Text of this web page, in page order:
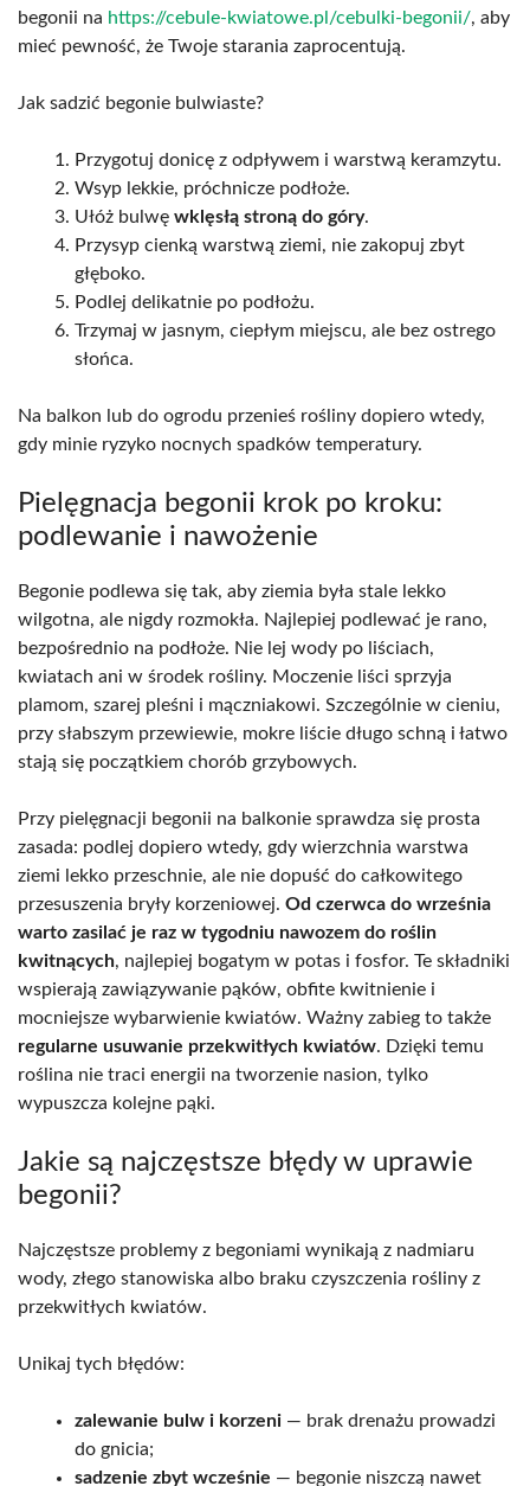
begonii na https://cebule-kwiatowe.pl/cebulki-begonii/, aby
mieć pewność, że Twoje starania zaprocentują.
Jak sadzić begonie bulwiaste?
Przygotuj donicę z odpływem i warstwą keramzytu.
Wsyp lekkie, próchnicze podłoże.
Ułóż bulwę wklęsłą stroną do góry.
Przysyp cienką warstwą ziemi, nie zakopuj zbyt
głęboko.
Podlej delikatnie po podłożu.
Trzymaj w jasnym, ciepłym miejscu, ale bez ostrego
słońca.
Na balkon lub do ogrodu przenieś rośliny dopiero wtedy,
gdy minie ryzyko nocnych spadków temperatury.
Pielęgnacja begonii krok po kroku:
podlewanie i nawożenie
Begonie podlewa się tak, aby ziemia była stale lekko
wilgotna, ale nigdy rozmokła. Najlepiej podlewać je rano,
bezpośrednio na podłoże. Nie lej wody po liściach,
kwiatach ani w środek rośliny. Moczenie liści sprzyja
plamom, szarej pleśni i mączniakowi. Szczególnie w cieniu,
przy słabszym przewiewie, mokre liście długo schną i łatwo
stają się początkiem chorób grzybowych.
Przy pielęgnacji begonii na balkonie sprawdza się prosta
zasada: podlej dopiero wtedy, gdy wierzchnia warstwa
ziemi lekko przeschnie, ale nie dopuść do całkowitego
przesuszenia bryły korzeniowej. Od czerwca do września
warto zasilać je raz w tygodniu nawozem do roślin
kwitnących, najlepiej bogatym w potas i fosfor. Te składniki
wspierają zawiązywanie pąków, obfite kwitnienie i
mocniejsze wybarwienie kwiatów. Ważny zabieg to także
regularne usuwanie przekwitłych kwiatów. Dzięki temu
roślina nie traci energii na tworzenie nasion, tylko
wypuszcza kolejne pąki.
Jakie są najczęstsze błędy w uprawie
begonii?
Najczęstsze problemy z begoniami wynikają z nadmiaru
wody, złego stanowiska albo braku czyszczenia rośliny z
przekwitłych kwiatów.
Unikaj tych błędów:
zalewanie bulw i korzeni — brak drenażu prowadzi
do gnicia;
sadzenie zbyt wcześnie — begonie niszczą nawet